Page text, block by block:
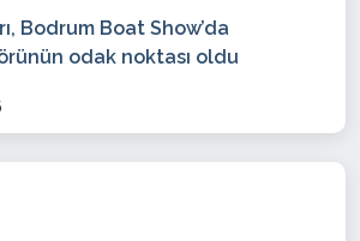
Bodrum Boat Show’da
denizcilik sektörünün odak noktası oldu